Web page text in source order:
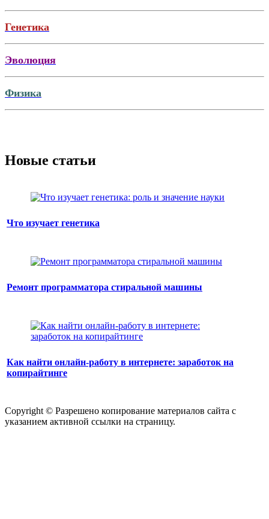
Генетика
Эволюция
Физика
Новые статьи
Что изучает генетика
Ремонт программатора стиральной машины
Как найти онлайн-работу в интернете: заработок на
копирайтинге
Copyright © Разрешено копирование материалов сайта с
указанием активной ссылки на страницу.